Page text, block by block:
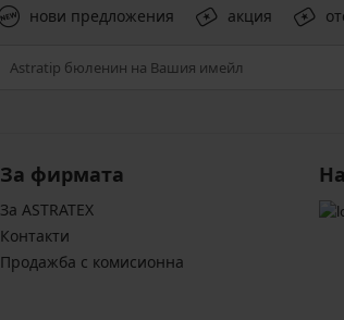
нови предложения акция
За фирмата
За ASTRATEX
Контакти
Продажба с комисионна